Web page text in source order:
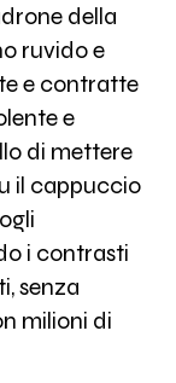
della
ruvido e
e contratte
e
di mettere
il cappuccio
i contrasti
senza
milioni di